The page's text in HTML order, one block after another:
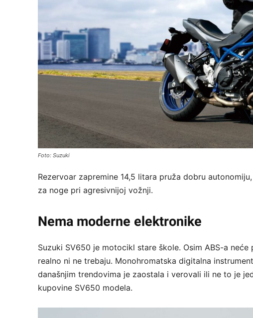
Foto: Suzuki
Rezervoar zapremine 14,5 litara pruža dobru
za noge pri agresivnijoj vožnji.
Nema moderne elektronike
Suzuki SV650 je motocikl stare škole. Osim ABS-a
realno ni ne trebaju. Monohromatska digitalna
današnjim trendovima je zaostala i verovali ili ne to je
kupovine SV650 modela.